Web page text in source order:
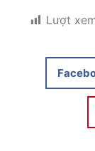
Lượt